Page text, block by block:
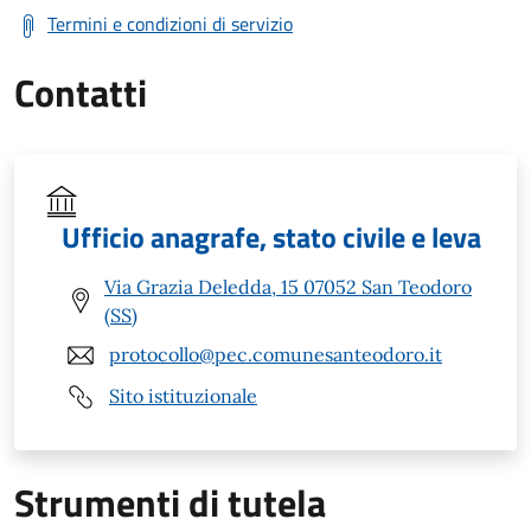
Termini e condizioni di servizio
Contatti
Ufficio anagrafe, stato civile e leva
Via Grazia Deledda, 15 07052 San Teodoro
(SS)
protocollo@pec.comunesanteodoro.it
Sito istituzionale
Strumenti di tutela